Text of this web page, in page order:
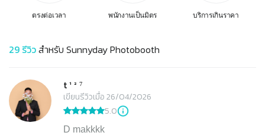
ตรงต่อเวลา พนักงานเป็นมิตร บริการเกินราคา
29รีวิวสำหรับ Sunnyday Photobooth
t ¹ ² ⁷
เขียนรีวิวเมื่อ 26/04/2026
5.0
D makkkk